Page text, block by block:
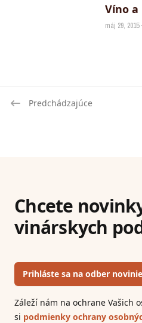
Víno a
máj 29,
Predchádzajúce
Chcete
vinárskych
Prihláste sa na odber
Záleží nám na ochrane Vašich
si podmienky ochrany